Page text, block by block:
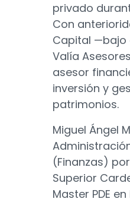
privado
Con
Capital —bajo
Valía
asesor
inversión y
patrimonios.
Miguel Ángel
(Finanzas)
Superior
Master PDE